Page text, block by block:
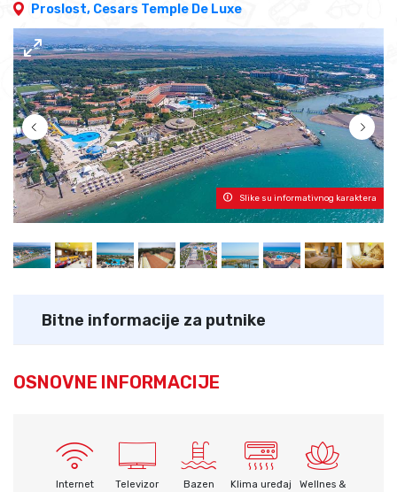
Proslost, Cesars Temple De Luxe
Slike su informativnog karaktera
Bitne informacije za putnike
OSNOVNE INFORMACIJE
Internet Televizor Bazen Klima uređaj
Wellnes &